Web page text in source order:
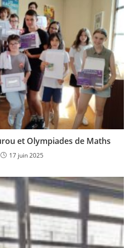
et Olympiades de Maths
17 juin 2025